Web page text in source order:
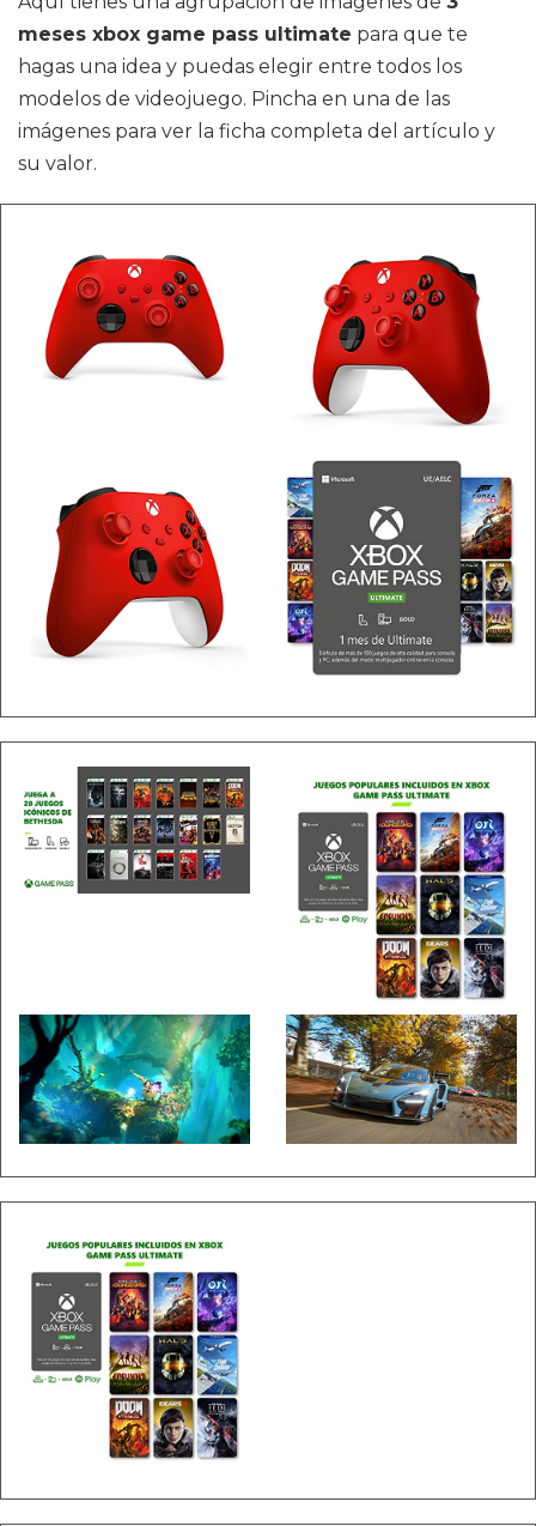
meses xbox game pass ultimate para que te
hagas una idea y puedas elegir entre todos los
modelos de videojuego. Pincha en una de las
imágenes para ver la ficha completa del artículo y
su valor.